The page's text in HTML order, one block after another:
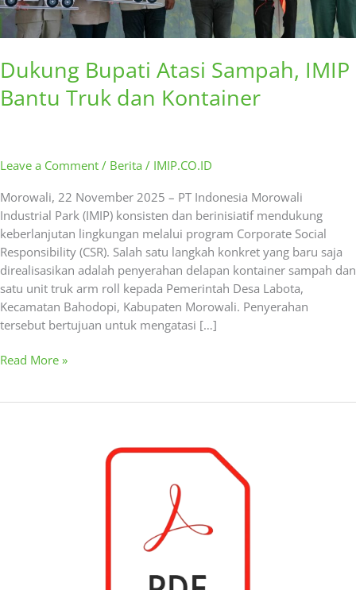
Dukung Bupati Atasi Sampah, IMIP
Bantu Truk dan Kontainer
Leave a Comment / Berita / IMIP.CO.ID
Morowali, 22 November 2025 – PT Indonesia Morowali
Industrial Park (IMIP) konsisten dan berinisiatif mendukung
keberlanjutan lingkungan melalui program Corporate Social
Responsibility (CSR). Salah satu langkah konkret yang baru saja
direalisasikan adalah penyerahan delapan kontainer sampah dan
satu unit truk arm roll kepada Pemerintah Desa Labota,
Kecamatan Bahodopi, Kabupaten Morowali. Penyerahan
tersebut bertujuan untuk mengatasi […]
Read More »